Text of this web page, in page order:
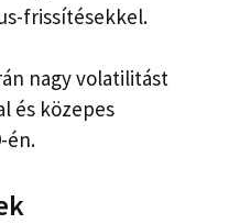
frissítésekkel.
nagy volatilitást
és közepes
én.